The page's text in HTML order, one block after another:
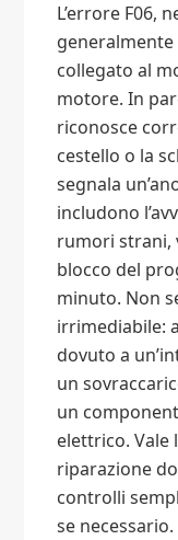
L’errore F06,
collegato al
motore. In
riconosce
cestello o la
segnala
includono
rumori strani,
blocco del
minuto. Non
irrimediabile:
dovuto a
un
un
elettrico. Vale
riparazione
controlli
se necessario.